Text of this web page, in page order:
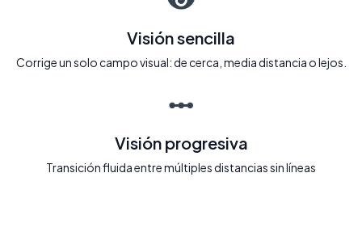
Visión sencilla
Corrige un solo campo visual: de cerca, media distancia o lejos.
Visión progresiva
Transición fluida entre múltiples distancias sin líneas